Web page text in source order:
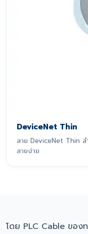
DeviceNet Thin
สาย DeviceNet Thin ส
สายง่าย
โดย PLC Cable ของ